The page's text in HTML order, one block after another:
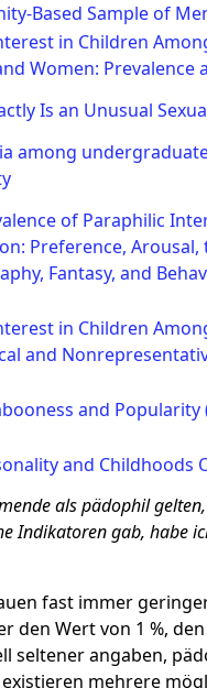
Based Sample of
in Children
Women: Prevalence
Is an Unusual
among
of Paraphilic
Preference, Arousal,
Fantasy, and
in Children
and
and Popularity
and Childhoods
als pädophil
Indikatoren gab, habe
fast immer
den Wert von 1 %,
seltener angaben,
mehrere